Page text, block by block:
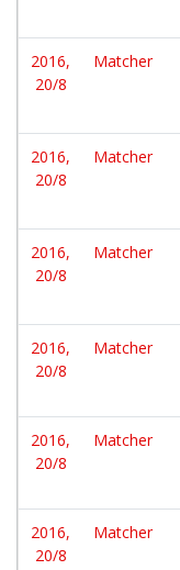
2016,
20/8
Matcher
2016,
20/8
Matcher
2016,
20/8
Matcher
2016,
20/8
Matcher
2016,
20/8
Matcher
2016,
20/8
Matcher